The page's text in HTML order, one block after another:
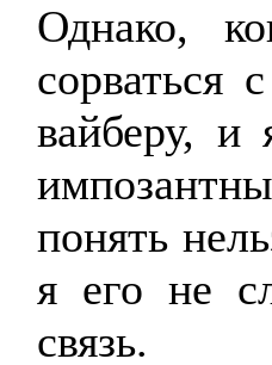
Однако,
сорваться
вайберу, и
понять
я его не
связь.